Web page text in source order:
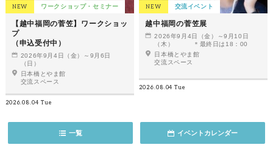
NEW ワークショップ・セミナー
【越中福岡の菅笠】ワークショッ
プ
（申込受付中）
2026年9月4日（金）～9月6日
（日）
日本橋とやま館
交流スペース
2026.08.04 Tue
NEW 交流イベント
越中福岡の菅笠展
2026年9月4日（金）～9月10日
（木） ＊最終日は18：00
日本橋とやま館
交流スペース
2026.08.04 Tue
一覧 イベントカレンダー